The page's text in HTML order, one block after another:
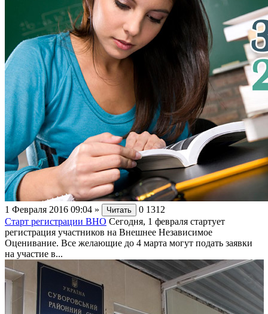
1 Февраля 2016 09:04 » Читать 0 1312
Старт регистрации ВНО Сегодня, 1 февраля стартует
регистрация участников на Внешнее Независимое
Оценивание. Все желающие до 4 марта могут подать заявки
на участие в...